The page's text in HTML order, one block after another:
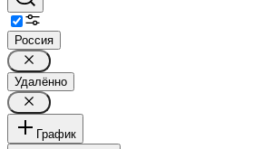
Россия
Удалённо
График